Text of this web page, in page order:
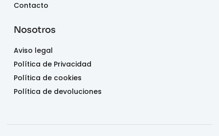
Contacto
Nosotros
Aviso legal
Política de Privacidad
Política de cookies
Política de devoluciones